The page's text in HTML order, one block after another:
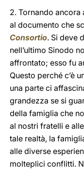
2. Tornando
al documento che
Consortio. Si deve
nell’ultimo Sinodo
affrontato; esso fu
Questo perché c’è
una parte ci
grandezza se si
della famiglia che
al nostri fratelli e
tale realtà, la
alle diverse
molteplici conflitti.